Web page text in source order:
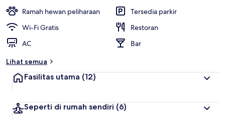
Ramah hewan peliharaan
Tersedia parkir
Wi-Fi Gratis
Restoran
AC
Bar
Lihat semua
Fasilitas utama (12)
Seperti di rumah sendiri (6)